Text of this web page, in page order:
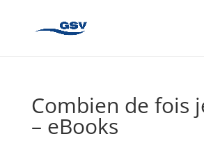
Combien de fois
– eBooks